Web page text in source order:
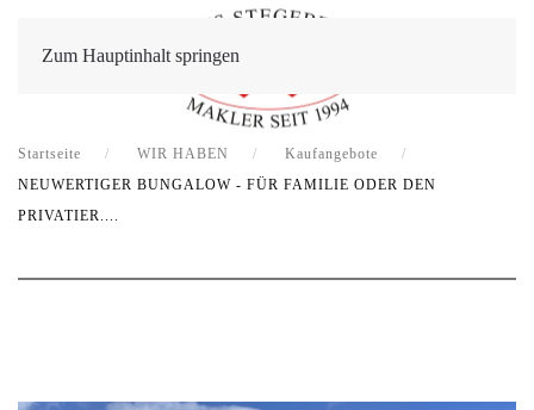
Zum Hauptinhalt springen
Startseite WIR HABEN
Kaufangebote
NEUWERTIGER BUNGALOW - FÜR FAMILIE ODER DEN
PRIVATIER....